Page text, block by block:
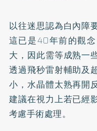
以往迷思認為白內障
這已是40年前的觀
大，因此需等成熟一
透過飛秒雷射輔助及
小，水晶體太熟再開
建議在視力上若已經
考慮手術處理。